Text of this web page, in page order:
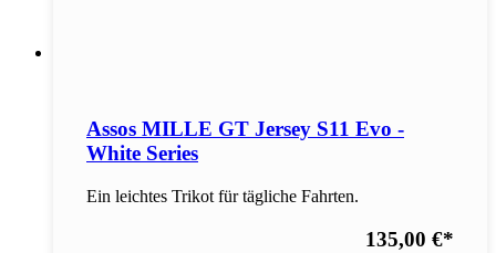
Assos MILLE GT Jersey S11 Evo -
White Series
Ein leichtes Trikot für tägliche Fahrten.
135,00 €*